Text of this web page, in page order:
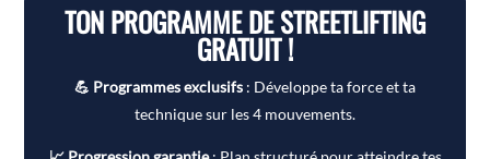
TON PROGRAMME DE STREETLIFTING
GRATUIT !
💪 Programmes exclusifs : Développe ta force et ta
technique sur les 4 mouvements.